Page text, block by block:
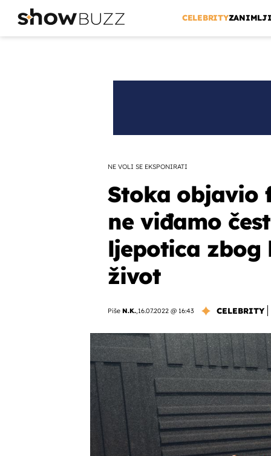
CELEBRITY
NE VOLI SE EKSPONIRATI
Stoka objavio
ne viđamo
ljepotica zbog
život
Piše N.K.,16.07.2022 @ 16:43 CELEBRITY